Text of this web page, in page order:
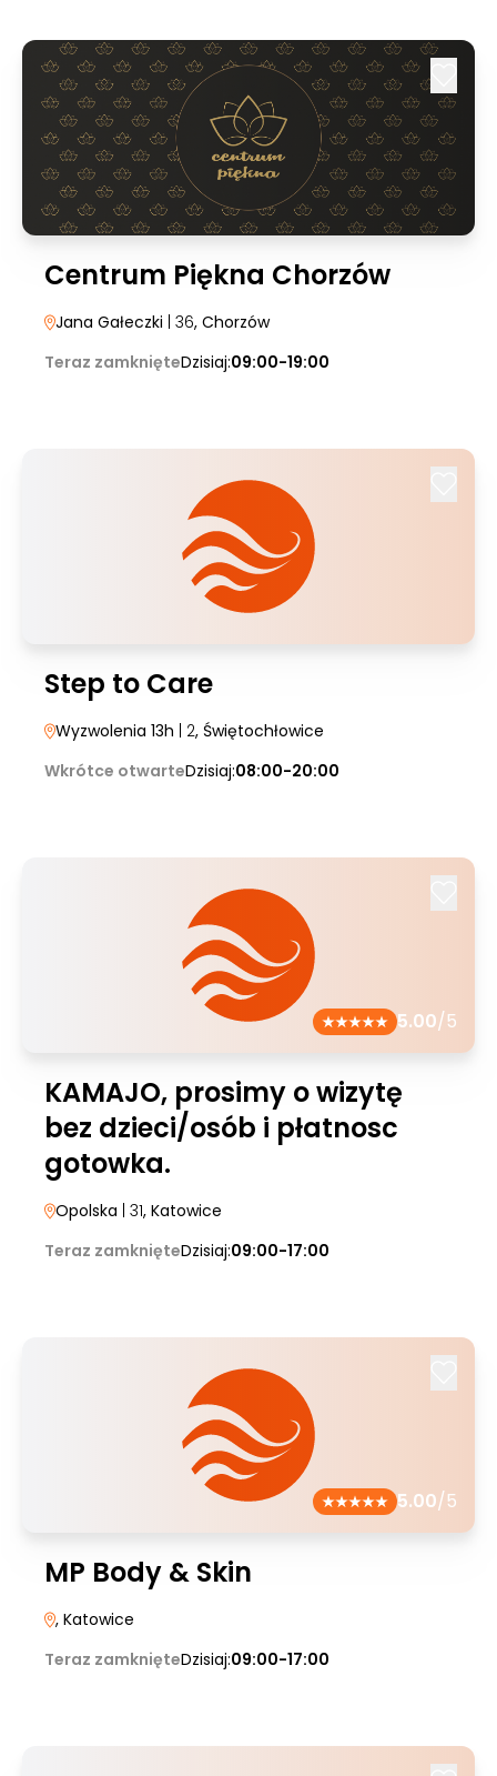
Centrum Piękna Chorzów
Jana Gałeczki | 36, Chorzów
Teraz zamknięteDzisiaj:09:00-19:00
Step to Care
Wyzwolenia 13h | 2, Świętochłowice
Wkrótce otwarteDzisiaj:08:00-20:00
5.00/5
KAMAJO, prosimy o wizytę
bez dzieci/osób i płatnosc
gotowka.
Opolska | 31, Katowice
Teraz zamknięteDzisiaj:09:00-17:00
5.00/5
MP Body & Skin
, Katowice
Teraz zamknięteDzisiaj:09:00-17:00